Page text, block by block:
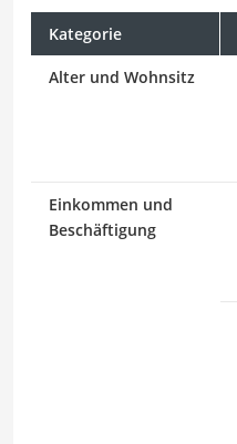
Kategorie
Alter und Wohnsitz
Einkommen und
Beschäftigung